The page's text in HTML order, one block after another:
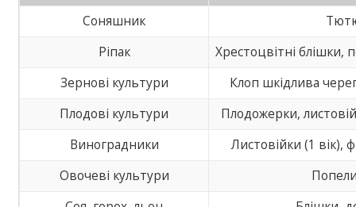
Соняшник
Ріпак
Хрестоцвітні блішки,
Зернові культури
Клоп шкідлива
Плодові культури
Плодожерки,
Виноградники
Листовійки (1 вік),
Овочеві культури